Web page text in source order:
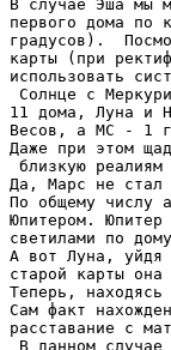
В случае Эша мы
первого дома по
градусов).
карты (при
использовать
Солнце с
11 дома, Луна и
Весов, а МС - 1
Даже при этом
близкую
Да, Марс не стал
По общему числу
Юпитером.
светилами по
А вот Луна, уйдя
старой карты
Теперь,
Сам факт
расставание с
В данном